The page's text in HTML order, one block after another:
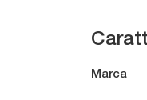
Marca